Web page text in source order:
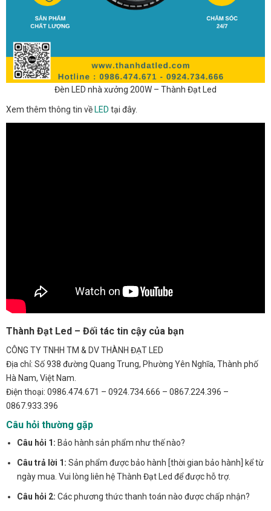
Đèn LED nhà xưởng 200W – Thành Đạt Led
Xem thêm thông tin về LED tại đây.
Thành Đạt Led – Đối tác tin cậy của bạn
CÔNG TY TNHH TM & DV THÀNH ĐẠT LED
Địa chỉ: Số 938 đường Quang Trung, Phường Yên Nghĩa, Thành phố
Hà Nam, Việt Nam.
Điện thoại: 0986.474.671 – 0924.734.666 – 0867.224.396 –
0867.933.396
Câu hỏi thường gặp
Câu hỏi 1: Bảo hành sản phẩm như thế nào?
Câu trả lời 1: Sản phẩm được bảo hành [thời gian bảo hành] kể từ
ngày mua. Vui lòng liên hệ Thành Đạt Led để được hỗ trợ.
Câu hỏi 2: Các phương thức thanh toán nào được chấp nhận?